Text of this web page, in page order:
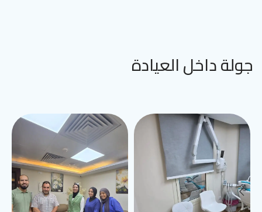
جولة داخل العيادة